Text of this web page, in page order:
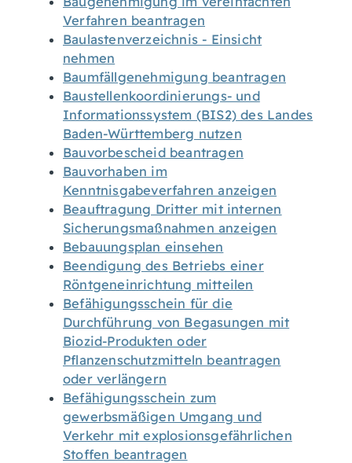
Verfahren beantragen
Baulastenverzeichnis - Einsicht
nehmen
Baumfällgenehmigung beantragen
Baustellenkoordinierungs- und
Informationssystem (BIS2) des Landes
Baden-Württemberg nutzen
Bauvorbescheid beantragen
Bauvorhaben im
Kenntnisgabeverfahren anzeigen
Beauftragung Dritter mit internen
Sicherungsmaßnahmen anzeigen
Bebauungsplan einsehen
Beendigung des Betriebs einer
Röntgeneinrichtung mitteilen
Befähigungsschein für die
Durchführung von Begasungen mit
Biozid-Produkten oder
Pflanzenschutzmitteln beantragen
oder verlängern
Befähigungsschein zum
gewerbsmäßigen Umgang und
Verkehr mit explosionsgefährlichen
Stoffen beantragen